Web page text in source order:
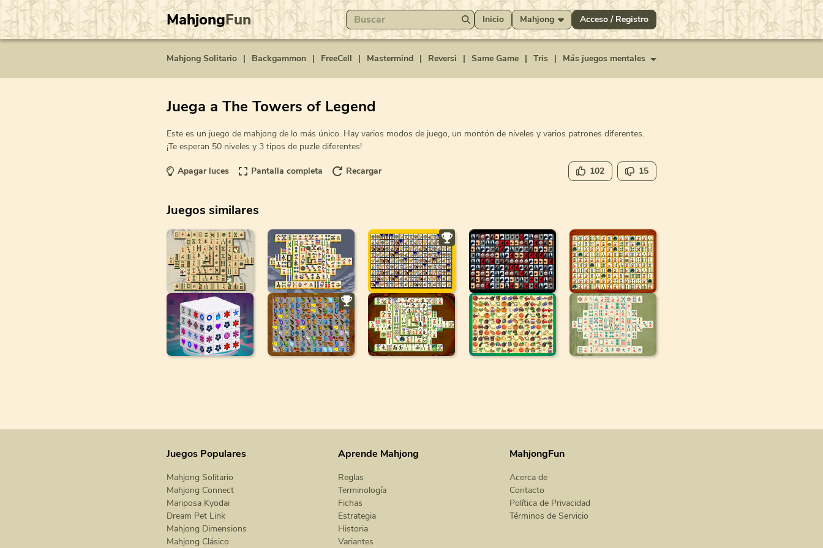
MahjongFun Inicio Mahjong Acceso / Registro
Mahjong Solitario | Backgammon | FreeCell | Mastermind | Reversi | Same Game | Tris | Más juegos mentales
Juega a The Towers of Legend
Este es un juego de mahjong de lo más único. Hay varios modos de juego, un montón de niveles y varios patrones diferentes.
¡Te esperan 50 niveles y 3 tipos de puzle diferentes!
Apagar luces Pantalla completa Recargar 102 15
Juegos similares
Juegos Populares
Mahjong Solitario
Mahjong Connect
Mariposa Kyodai
Dream Pet Link
Mahjong Dimensions
Mahjong Clásico
Aprende Mahjong
Reglas
Terminología
Fichas
Estrategia
Historia
Variantes
MahjongFun
Acerca de
Contacto
Política de Privacidad
Términos de Servicio